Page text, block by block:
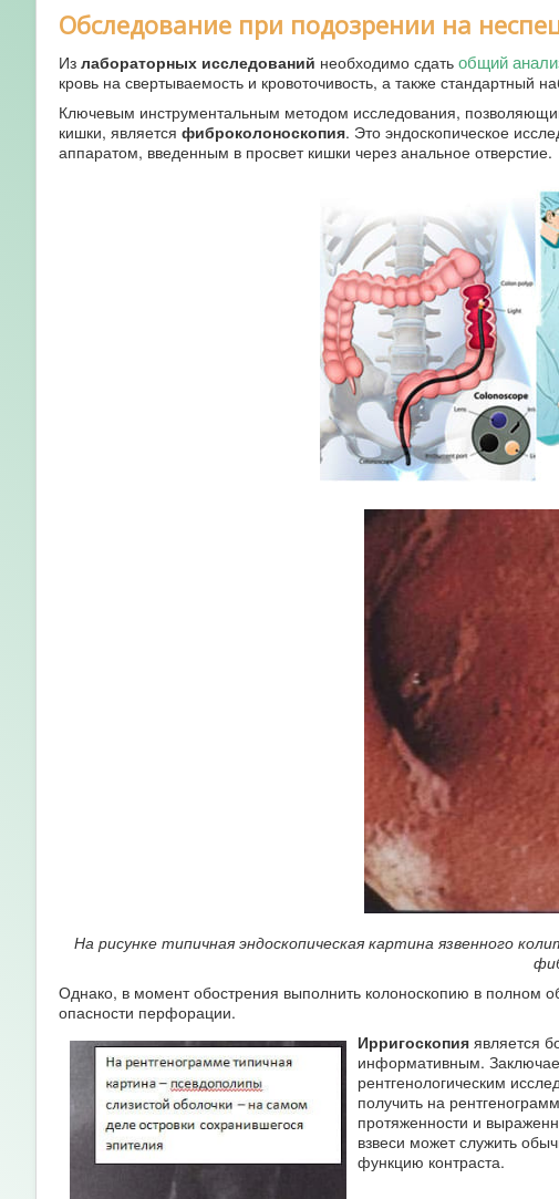
Обследование при подозрении на
Из лабораторных исследований необходимо сдать общий
кровь на свертываемость и кровоточивость, а также стандартный
Ключевым инструментальным методом исследования,
кишки, является фиброколоноскопия. Это эндоскопическое
аппаратом, введенным в просвет кишки через анальное отверстие.
На рисунке типичная эндоскопическая картина язвенного
Однако, в момент обострения выполнить колоноскопию в полном
опасности перфорации.
Ирригоскопияявляется
информативным.
рентгенологическим
получить на
протяженности и
взвеси может служить
функцию контраста.